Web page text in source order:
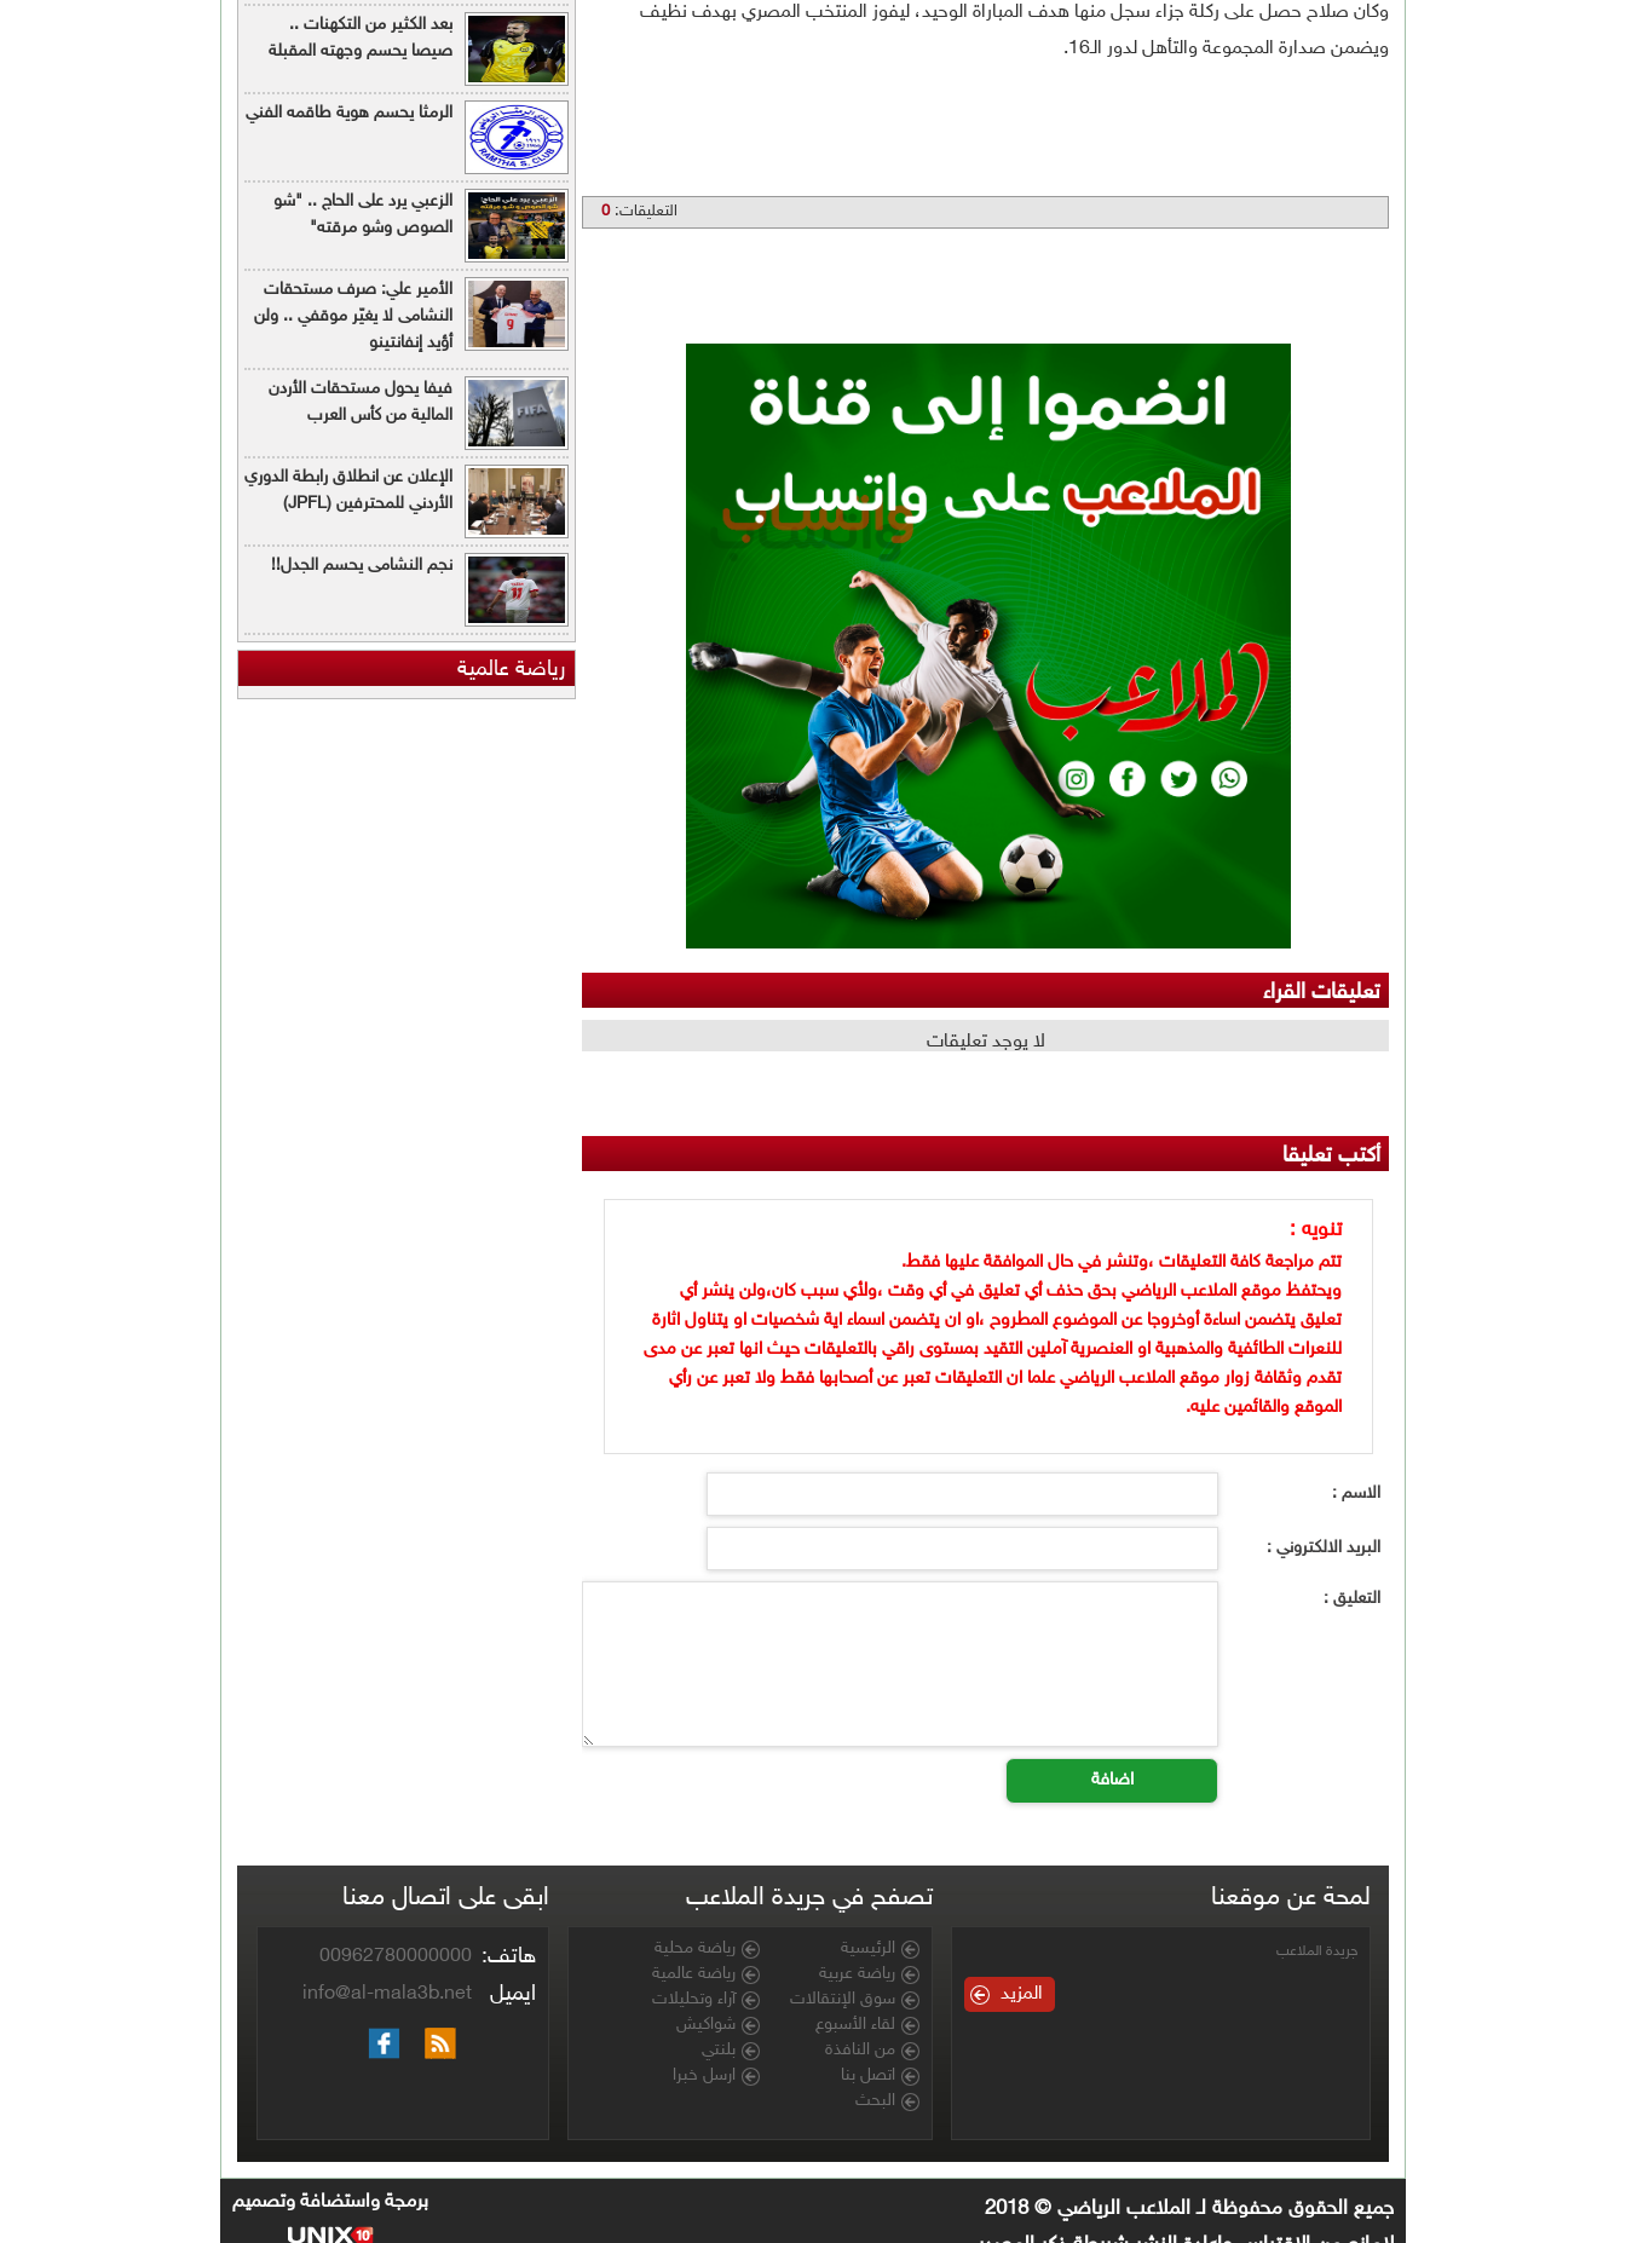
وكان صلاح حصل على ركلة جزاء سجل منها هدف المباراة الوحيد، ليفوز المنتخب المصري بهدف نظيف
ويضمن صدارة المجموعة والتأهل لدور الـ16.
التعليقات:0
تعليقات القراء
لا يوجد تعليقات
أكتب تعليقا
تنويه :
تتم مراجعة كافة التعليقات ،وتنشر في حال الموافقة عليها فقط.
ويحتفظ موقع الملاعب الرياضي بحق حذف أي تعليق في أي وقت ،ولأي سبب كان،ولن ينشر أي
تعليق يتضمن اساءة أوخروجا عن الموضوع المطروح ،او ان يتضمن اسماء اية شخصيات او يتناول اثارة
للنعرات الطائفية والمذهبية او العنصرية آملين التقيد بمستوى راقي بالتعليقات حيث انها تعبر عن مدى
تقدم وثقافة زوار موقع الملاعب الرياضي علما ان التعليقات تعبر عن أصحابها فقط ولا تعبر عن رأي
الموقع والقائمين عليه.
الاسم :
البريد الالكتروني :
التعليق :
اضافة
بعد الكثير من التكهنات ..
صيصا يحسم وجهته المقبلة
الرمثا يحسم هوية طاقمه الفني
الزعبي يرد على الحاج .. "شو
الصوص وشو مرقته"
الأمير علي: صرف مستحقات
النشامى لا يغيّر موقفي .. ولن
أؤيد إنفانتينو
فيفا يحول مستحقات الأردن
المالية من كأس العرب
الإعلان عن انطلاق رابطة الدوري
الأردني للمحترفين (JPFL)
نجم النشامى يحسم الجدل!!
رياضة عالمية
لمحة عن موقعنا
جريدة الملاعب
المزيد
تصفح في جريدة الملاعب
الرئيسية
رياضة محلية
رياضة عربية
رياضة عالمية
سوق الإنتقالات
آراء وتحليلات
لقاء الأسبوع
شواكيش
من النافذة
بلنتي
اتصل بنا
ارسل خبرا
البحث
ابقى على اتصال معنا
هاتف: 00962780000000
ايميل info@al-mala3b.net
جميع الحقوق محفوظة لـ الملاعب الرياضي © 2018
برمجة واستضافة وتصميم